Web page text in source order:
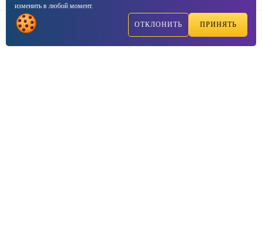
Позвонить
изменить в любой момент.
ОТКЛОНИТЬ ПРИНЯТЬ